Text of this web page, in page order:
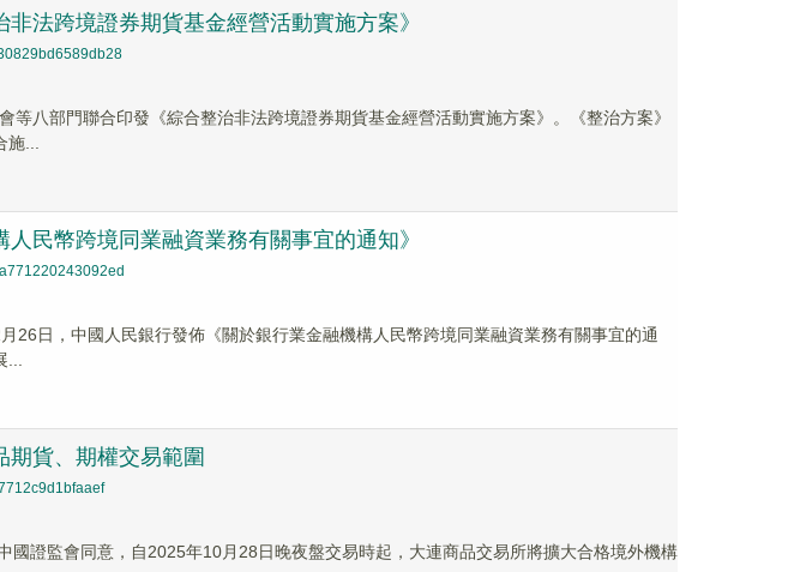
法跨境證券期貨基金經營活動實施方案》
等八部門聯合印發《綜合整治非法跨境證券期貨基金經營活動實施方案》。《整治方案》
...
民幣跨境同業融資業務有關事宜的通知》
26日，中國人民銀行發佈《關於銀行業金融機構人民幣跨境同業融資業務有關事宜的通
期貨、期權交易範圍
國證監會同意，自2025年10月28日晚夜盤交易時起，大連商品交易所將擴大合格境外機構